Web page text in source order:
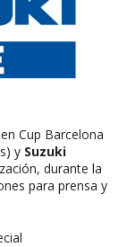
Cup Barcelona
y Suzuki
durante la
para prensa y